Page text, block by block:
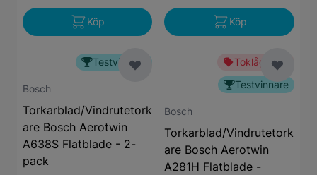
Köp Köp
Testvinnare
Bosch
Torkarblad/Vindrutetork
are Bosch Aerotwin
A638S Flatblade - 2-
pack
Toklågt pris
Testvinnare
Bosch
Torkarblad/Vindrutetork
are Bosch Aerotwin
A281H Flatblade -